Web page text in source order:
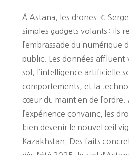
À Astana, les drones «
simples gadgets volants : ils
l’embrassade du numérique
public. Les données affluent
sol, l’intelligence artificielle
comportements, et la
cœur du maintien de l’ordre.
l’expérience convainc, les
bien devenir le nouvel œil
Kazakhstan. Des faits